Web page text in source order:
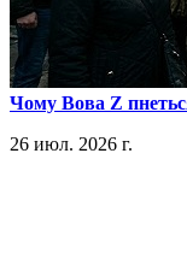
​Чому Вова Z
26 июл. 2026 г.